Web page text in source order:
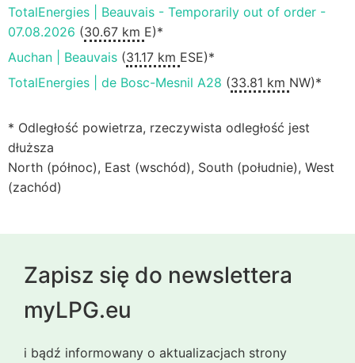
TotalEnergies | Beauvais - Temporarily out of order -
07.08.2026 (30.67 km E)*
Auchan | Beauvais (31.17 km ESE)*
TotalEnergies | de Bosc-Mesnil A28 (33.81 km NW)*
* Odległość powietrza, rzeczywista odległość jest
dłuższa
North (północ), East (wschód), South (południe), West
(zachód)
Zapisz się do newslettera
myLPG.eu
i bądź informowany o aktualizacjach strony